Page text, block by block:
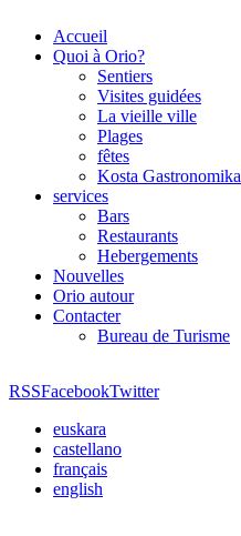
Accueil
Quoi à Orio?
Sentiers
Visites guidées
La vieille ville
Plages
fêtes
Kosta Gastronomika
services
Bars
Restaurants
Hebergements
Nouvelles
Orio autour
Contacter
Bureau de Turisme
RSSFacebookTwitter
euskara
castellano
français
english